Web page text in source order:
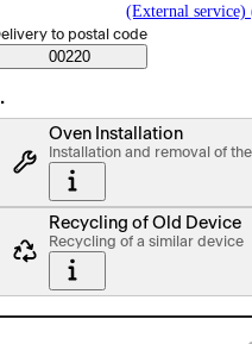
(External service)
Saatavuustiedot
order method
to postal code
00220
Oven Installation
Installation and removal of
Recycling of Old Device
Recycling of a similar device